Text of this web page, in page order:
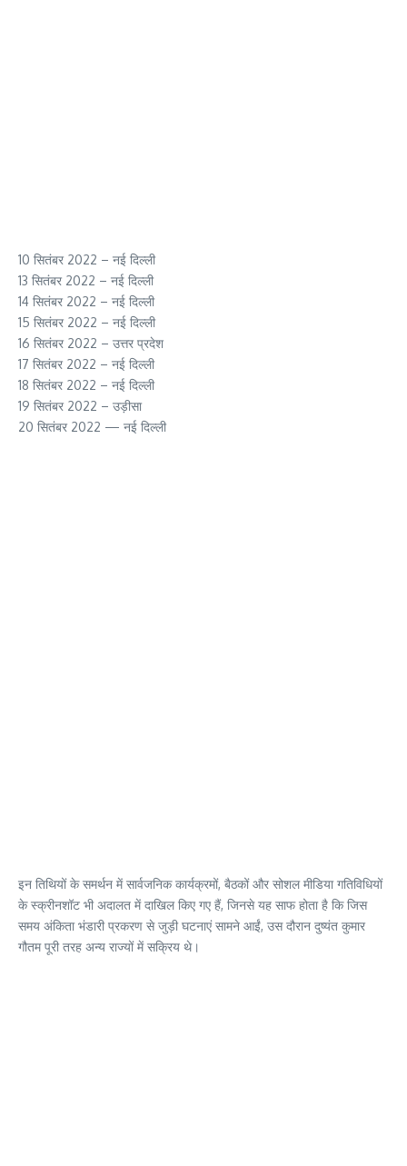
10 सितंबर 2022 – नई दिल्ली
13 सितंबर 2022 – नई दिल्ली
14 सितंबर 2022 – नई दिल्ली
15 सितंबर 2022 – नई दिल्ली
16 सितंबर 2022 – उत्तर प्रदेश
17 सितंबर 2022 – नई दिल्ली
18 सितंबर 2022 – नई दिल्ली
19 सितंबर 2022 – उड़ीसा
20 सितंबर 2022 — नई दिल्ली
इन तिथियों के समर्थन में सार्वजनिक कार्यक्रमों, बैठकों और सोशल मीडिया गतिविधियों
के स्क्रीनशॉट भी अदालत में दाखिल किए गए हैं, जिनसे यह साफ होता है कि जिस
समय अंकिता भंडारी प्रकरण से जुड़ी घटनाएं सामने आईं, उस दौरान दुष्यंत कुमार
गौतम पूरी तरह अन्य राज्यों में सक्रिय थे।